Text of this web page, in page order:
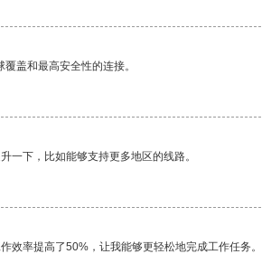
盖和最高安全性的连接。
一下，比如能够支持更多地区的线路。
效率提高了50%，让我能够更轻松地完成工作任务。